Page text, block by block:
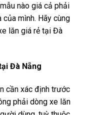
nào giá cả phải
mình. Hãy cùng
lăn giá rẻ tại Đà
Đà Nẵng
cần xác định trước
phải dòng xe lăn